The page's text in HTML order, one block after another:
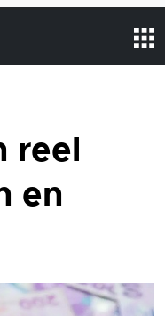
reel
en